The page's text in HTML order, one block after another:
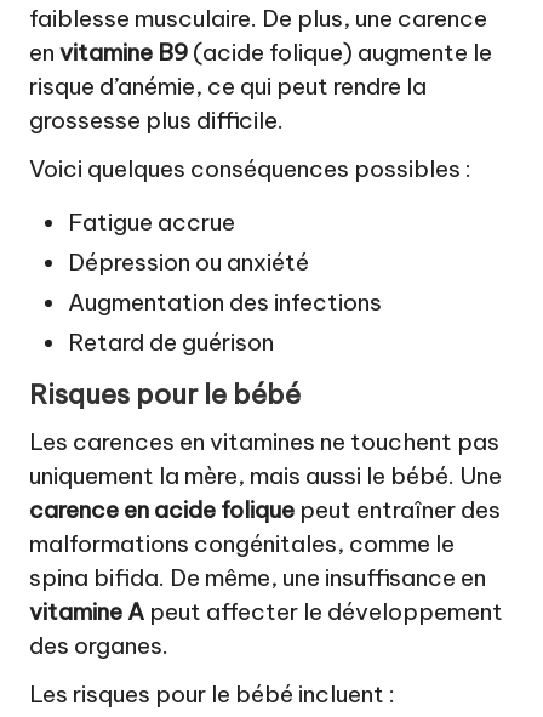
faiblesse musculaire. De plus, une carence
en vitamine B9 (acide folique) augmente le
risque d’anémie, ce qui peut rendre la
grossesse plus difficile.
Voici quelques conséquences possibles :
Fatigue accrue
Dépression ou anxiété
Augmentation des infections
Retard de guérison
Risques pour le bébé
Les carences en vitamines ne touchent pas
uniquement la mère, mais aussi le bébé. Une
carence en acide folique peut entraîner des
malformations congénitales, comme le
spina bifida. De même, une insuffisance en
vitamine A peut affecter le développement
des organes.
Les risques pour le bébé incluent :